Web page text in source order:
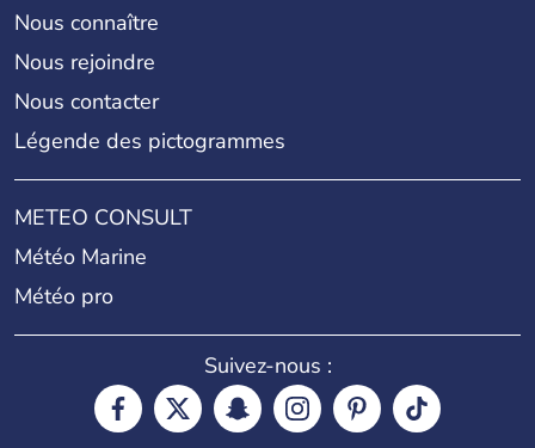
Nous connaître
Nous rejoindre
Nous contacter
Légende des pictogrammes
METEO CONSULT
Météo Marine
Météo pro
Suivez-nous :